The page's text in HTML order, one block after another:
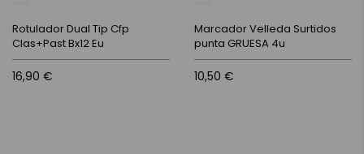
Rotulador Dual Tip Cfp
Clas+Past Bx12 Eu
16,90 €
Marcador Velleda Surtidos
punta GRUESA 4u
10,50 €